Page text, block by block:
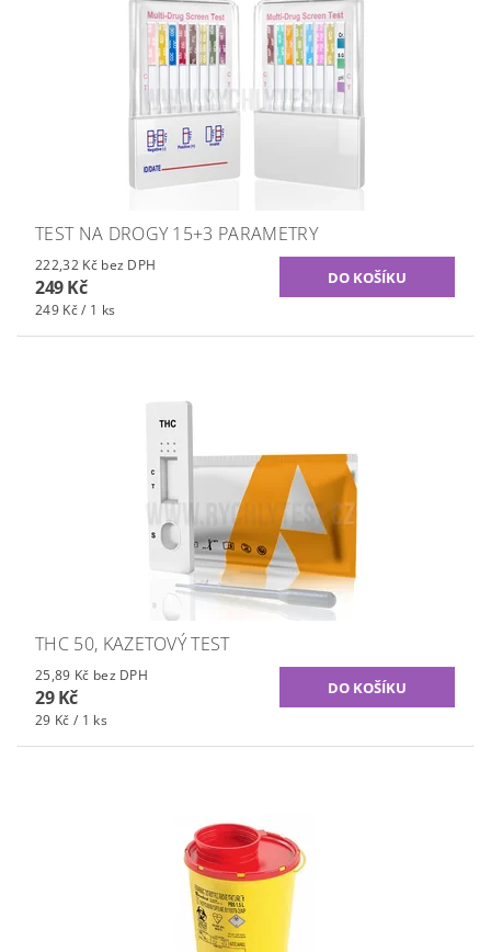
TEST NA DROGY 15+3 PARAMETRY
222,32 Kč bez DPH
249 Kč
249 Kč / 1 ks
THC 50, KAZETOVÝ TEST
25,89 Kč bez DPH
29 Kč
29 Kč / 1 ks